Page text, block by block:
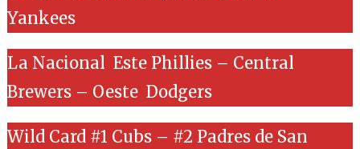
Yankees
La Nacional Este Phillies – Central
Brewers – Oeste Dodgers
Wild Card #1 Cubs – #2 Padres de San